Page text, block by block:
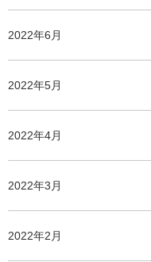
2022年6月
2022年5月
2022年4月
2022年3月
2022年2月